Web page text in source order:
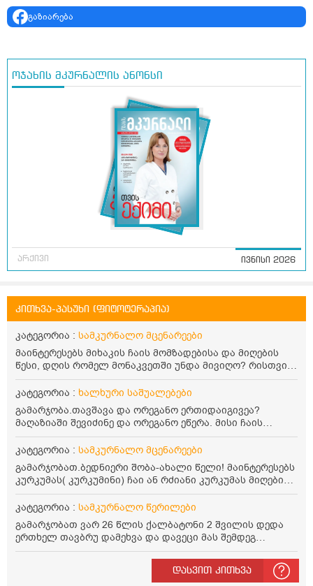
გაზიარება
ოჯახის მკურნალის ანონსი
არქივი ივნისი 2026
კითხვა-პასუხი (ფიტოტერაპია)
კატეგორია : სამკურნალო მცენარეები
მაინტერესებს მიხაკის ჩაის მომზადებისა და მიღების
წესი, დღის რომელ მონაკვეთში უნდა მივიღო? რისთვის
არის სასარგებლო და უკუჩვენება თუ აქვს
კატეგორია : ხალხური საშუალებები
გამარჯობა.თავშავა და ორეგანო ერთიდაიგივეა?
მაღაზიაში შევიძინე და ორეგანო ეწერა. მისი ჩაის
დალევის წესი მაინტერესებს.რისთვის არის კარგი?
წავიკითხე რომ: 1 ჭიქა თბილ წყალში ჩავყაროთ 1 ჩაის
კოვზი დაქუცმაცებული და გამხმარი ორეგანო და
გავაჩეროთ 10-15 წუთი, მივიღოთო ჭამიდან 1-2 საათში.
მიზანი: ანტიოქსიდანტური და ანთების საწინააღმდეგო
თვისება. სწორია ეს ინფორმაცია? უკუჩვენება რა აქვს
და ბრონქულ ასთმას თუ შველის ორეგანოს ჩაი?
კატეგორია : სამკურნალო მცენარეები
გამარჯობათ.ბედნიერი შობა-ახალი წელი! მაინტერესებს
კურკუმას( კურკუმინი) ჩაი ან რძიანი კურკუმას მიღების
წესი. მაინტერესებდა და წავიკითხე ასეთი ინფორმაცია:
კურკუმას გააჩნია ანთების საწინააღმდეგო,
დამამშვიდებელი და ანტიოქსიდანტური თვისებები.ის
უნდა მივიღოთო ცხიმთან და შავ პილპილთან ერთად
ეფექტურობის მიზნით. 1) პირველი ვარიანტი არის ჩაი:
როგორ მივიღო კურკუმას ჩაი? უზმოზე,ჭამამდე თუ ჭამის
შემდეგ? თბილი წყალი უნდა დავასხათ თუ მდუღარე?
წავიკითხე რომ კურკუმას თუ დავასხამთ მდუღარე
კატეგორია : სამკურნალო წერილები
გამარჯობათ ვარ 26 წლის ქალბატონი 2 შვილის დედა
ერთხელ თავბრუ დამეხვა და დავეცი მას შემდეგ
დამეწყო შიშები ვეღარ გავდიოდი გარეთ რადგან ისევ
ასე ცუდად არ გავხდარიყავი ყურის ანთება მქონდა
მაშინ როგორც გაირკვა მას შემსეგ გავიდა 1 წელზე
დასვით კითხვა